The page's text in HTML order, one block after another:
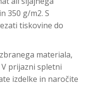
350 g/m2. S
tiskovine do
materiala,
prijazni spletni
izdelke in naročite